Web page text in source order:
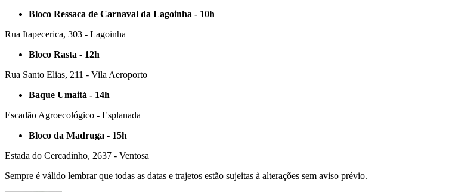
Bloco Ressaca de Carnaval da Lagoinha - 10h
Rua Itapecerica, 303 - Lagoinha
Bloco Rasta - 12h
Rua Santo Elias, 211 - Vila Aeroporto
Baque Umaitá - 14h
Escadão Agroecológico - Esplanada
Bloco da Madruga - 15h
Estada do Cercadinho, 2637 - Ventosa
Sempre é válido lembrar que todas as datas e trajetos estão sujeitas à alterações sem aviso prévio.